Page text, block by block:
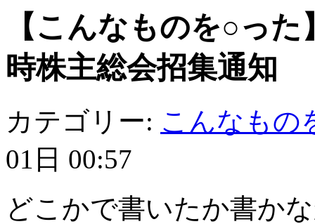
【こんなものを○っ
時株主総会招集通知
カテゴリー: こんなもの
01日 00:57
どこかで書いたか書か